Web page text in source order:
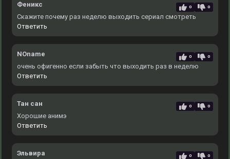
Феникс 0 0
Скажите почему раз неделю выходить сериал смотреть
Ответить
NOname 0 0
очень офигенно если забыть что выходить раз в неделю
Ответить
Тан сан 0 0
Хорошие анимэ
Ответить
Эльвира 0 0